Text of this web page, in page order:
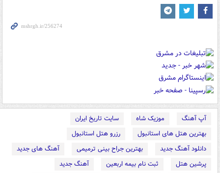
آپ آهنگ موزیک شاه
سایت تاریخ ایران
بهترین هتل های استانبول
رزرو هتل استانبول
دانلود آهنگ جدید
بهترین جراح بینی ترمیمی
آهنگ های جدید
پرشین هتل
ثبت نام بیمه اربعین
آهنگ جدید